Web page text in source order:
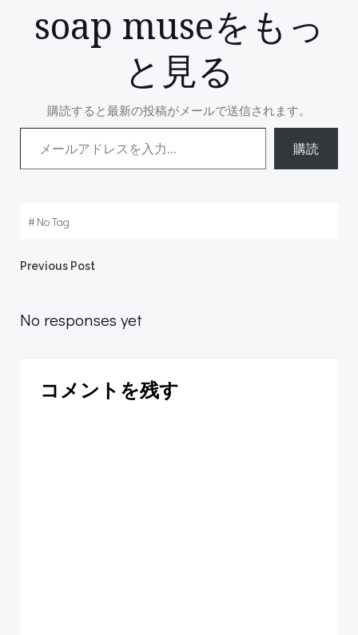
soap museをもっ
と見る
購読すると最新の投稿がメールで送信されます。
メールアドレスを入力...
購読
#No Tag
Post
navigation
Previous Post
No responses yet
コメントを残す